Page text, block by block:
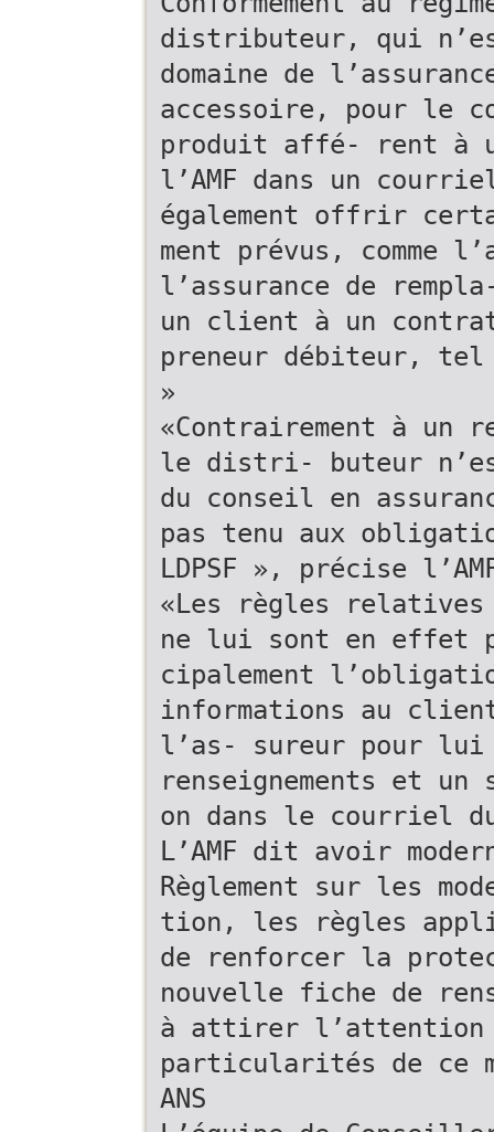
distributeur, qui
domaine de
accessoire, pour le
produit affé- rent à
l’AMF dans un
également offrir
ment prévus, comme
l’assurance de
un client à un
preneur débiteur, tel
»
«Contrairement à un
le distri- buteur
du conseil en
pas tenu aux
LDPSF », précise
«Les règles relatives
ne lui sont en effet
cipalement
informations au
l’as- sureur pour lui
renseignements et
on dans le courriel
L’AMF dit avoir
Règlement sur les
tion, les règles
de renforcer la
nouvelle fiche de
à attirer
particularités de ce
ANS